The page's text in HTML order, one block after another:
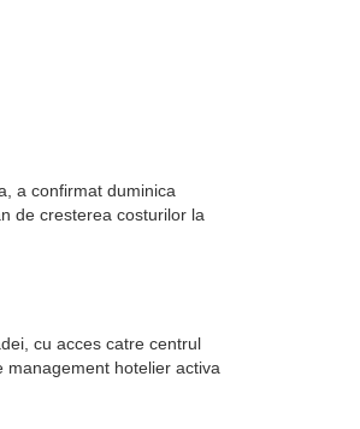
a confirmat duminica
de cresterea costurilor la
cu acces catre centrul
management hotelier activa